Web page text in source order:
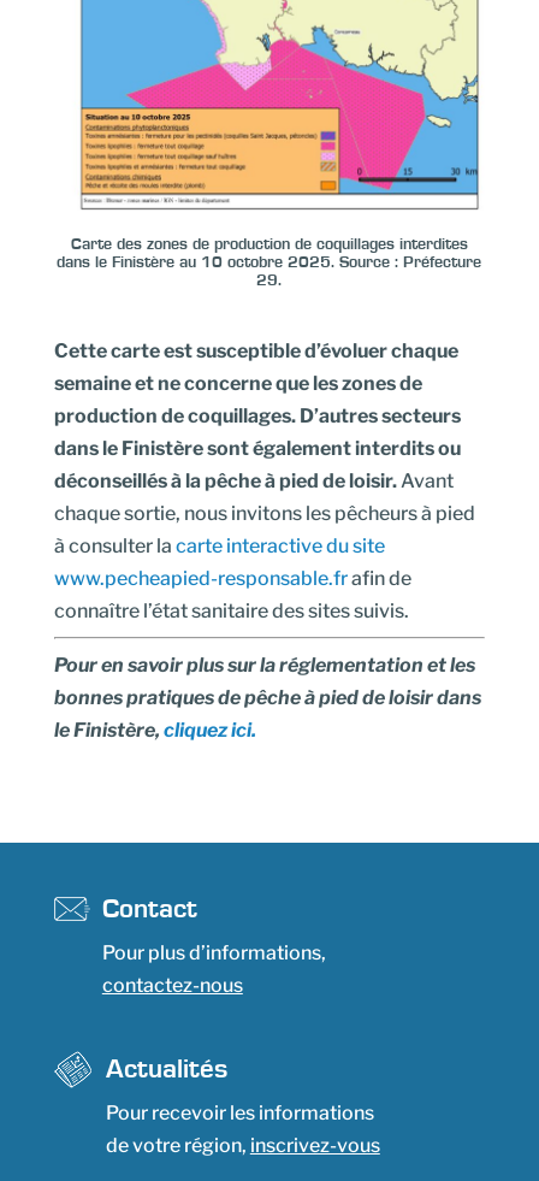
Carte des zones de production de coquillages interdites
dans le Finistère au 10 octobre 2025.Source : Préfecture
29.
Cette carte est susceptible d’évoluer chaque
semaine et ne concerne que les zones de
production de coquillages. D’autres secteurs
dans le Finistère sont également interdits ou
déconseillés à la pêche à pied de loisir.Avant
chaque sortie, nous invitons les pêcheurs à pied
à consulter la carte interactive du site
www.pecheapied-responsable.frafin de
connaître l’état sanitaire des sites suivis.
Pour en savoir plus sur la réglementation et les
bonnes pratiques de pêche à pied de loisir dans
le Finistère, cliquez ici.
Contact
Pour plus d’informations,
contactez-nous
Actualités
Pour recevoir les informations
de votre région, inscrivez-vous